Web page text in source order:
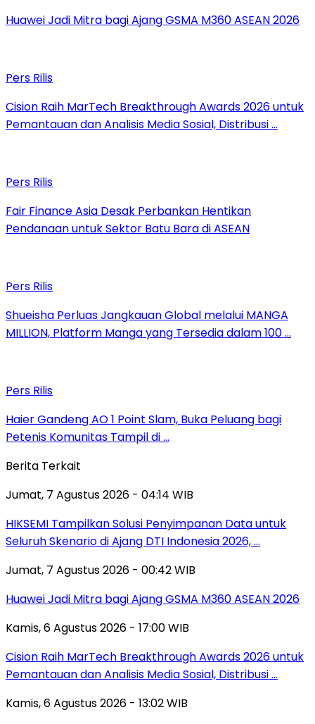
Huawei Jadi Mitra bagi Ajang GSMA M360 ASEAN 2026
Pers Rilis
Cision Raih MarTech Breakthrough Awards 2026 untuk
Pemantauan dan Analisis Media Sosial, Distribusi …
Pers Rilis
Fair Finance Asia Desak Perbankan Hentikan
Pendanaan untuk Sektor Batu Bara di ASEAN
Pers Rilis
Shueisha Perluas Jangkauan Global melalui MANGA
MILLION, Platform Manga yang Tersedia dalam 100 …
Pers Rilis
Haier Gandeng AO 1 Point Slam, Buka Peluang bagi
Petenis Komunitas Tampil di …
Berita Terkait
Jumat, 7 Agustus 2026 - 04:14 WIB
HIKSEMI Tampilkan Solusi Penyimpanan Data untuk
Seluruh Skenario di Ajang DTI Indonesia 2026, …
Jumat, 7 Agustus 2026 - 00:42 WIB
Huawei Jadi Mitra bagi Ajang GSMA M360 ASEAN 2026
Kamis, 6 Agustus 2026 - 17:00 WIB
Cision Raih MarTech Breakthrough Awards 2026 untuk
Pemantauan dan Analisis Media Sosial, Distribusi …
Kamis, 6 Agustus 2026 - 13:02 WIB